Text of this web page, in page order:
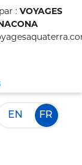
: VOYAGES
EN FR